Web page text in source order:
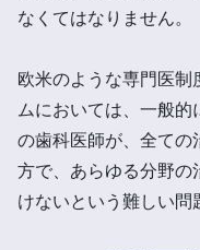
なくてはなりません。
欧米のような専門医
ムにおいては、一般的
の歯科医師が、全ての
方で、あらゆる分野の
けないという難しい問